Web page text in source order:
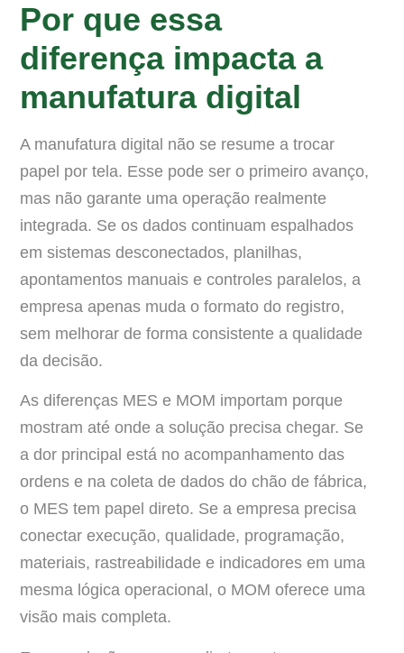
Por que essa
diferença impacta a
manufatura digital
A manufatura digital não se resume a trocar
papel por tela. Esse pode ser o primeiro avanço,
mas não garante uma operação realmente
integrada. Se os dados continuam espalhados
em sistemas desconectados, planilhas,
apontamentos manuais e controles paralelos, a
empresa apenas muda o formato do registro,
sem melhorar de forma consistente a qualidade
da decisão.
As diferenças MES e MOM importam porque
mostram até onde a solução precisa chegar. Se
a dor principal está no acompanhamento das
ordens e na coleta de dados do chão de fábrica,
o MES tem papel direto. Se a empresa precisa
conectar execução, qualidade, programação,
materiais, rastreabilidade e indicadores em uma
mesma lógica operacional, o MOM oferece uma
visão mais completa.